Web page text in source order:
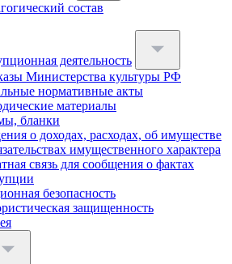
состав
деятельность
Министерства культуры РФ
нормативные акты
материалы
бланки
о доходах, расходах, об имуществе
имущественного характера
связь для сообщения о фактах
безопасность
защищенность